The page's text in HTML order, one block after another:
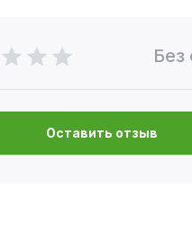
Без
Оставить отзыв